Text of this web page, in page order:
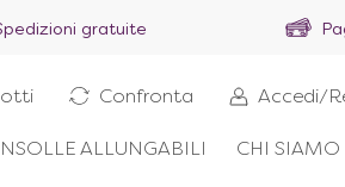
gratuite
ALLUNGABILI CHI SIAMO
Confronta Accedi/